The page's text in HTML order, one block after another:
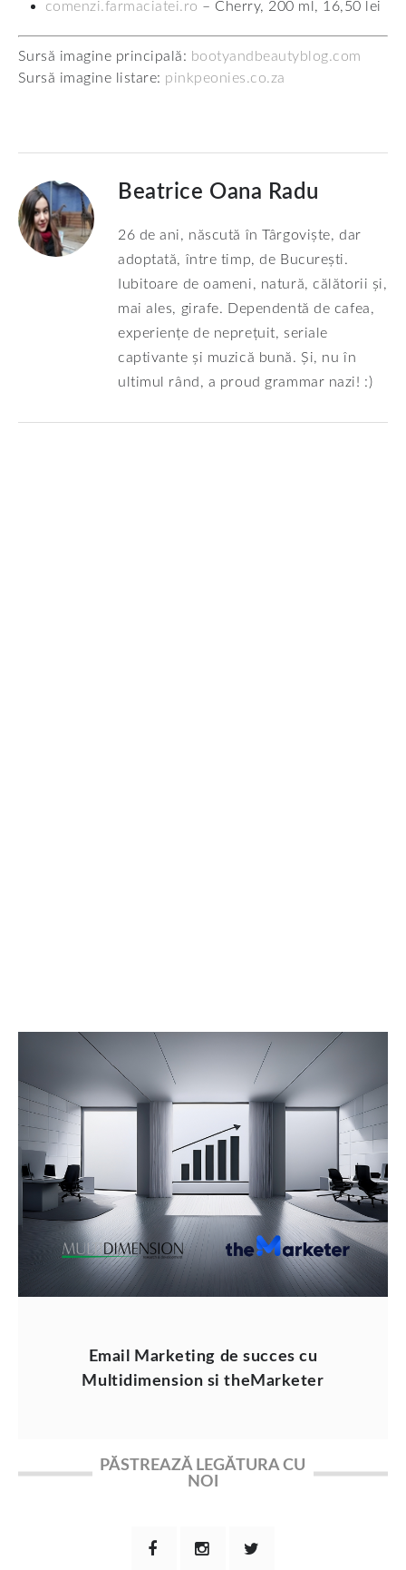
comenzi.farmaciatei.ro – Cherry, 200 ml, 16,50 lei
Sursă imagine principală: bootyandbeautyblog.com
Sursă imagine listare: pinkpeonies.co.za
Beatrice Oana Radu
26 de ani, născută în Târgoviște, dar
adoptată, între timp, de București.
Iubitoare de oameni, natură, călătorii și,
mai ales, girafe. Dependentă de cafea,
experiențe de neprețuit, seriale
captivante și muzică bună. Și, nu în
ultimul rând, a proud grammar nazi! :)
Email Marketing de succes cu
Multidimension si theMarketer
PĂSTREAZĂ LEGĂTURA CU
NOI